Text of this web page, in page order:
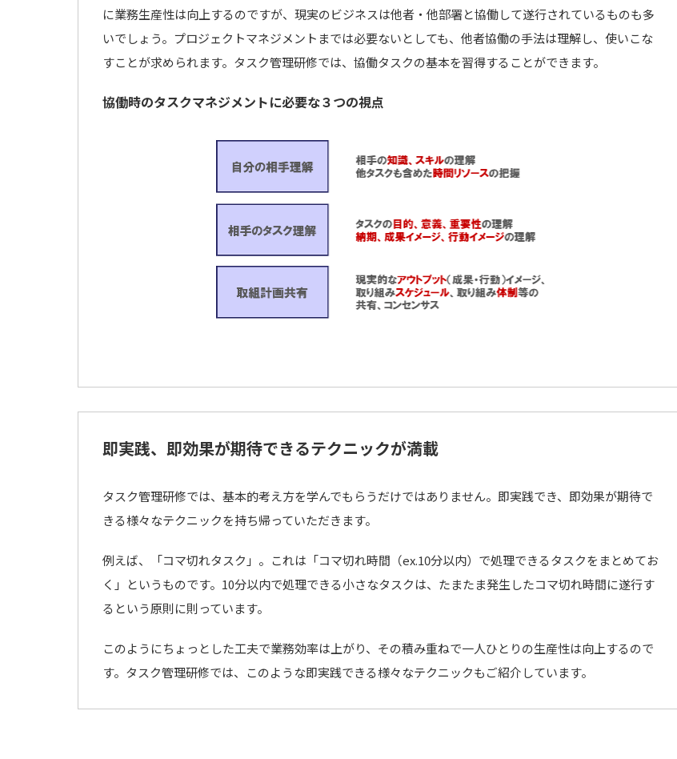
に業務生産性は向上するのですが、現実のビジネスは他者・他部署と協働して遂行されているものも多
いでしょう。プロジェクトマネジメントまでは必要ないとしても、他者協働の手法は理解し、使いこな
すことが求められます。タスク管理研修では、協働タスクの基本を習得することができます。
協働時のタスクマネジメントに必要な３つの視点
即実践、即効果が期待できるテクニックが満載
タスク管理研修では、基本的考え方を学んでもらうだけではありません。即実践でき、即効果が期待で
きる様々なテクニックを持ち帰っていただきます。
例えば、「コマ切れタスク」。これは「コマ切れ時間（ex.10分以内）で処理できるタスクをまとめてお
く」というものです。10分以内で処理できる小さなタスクは、たまたま発生したコマ切れ時間に遂行す
るという原則に則っています。
このようにちょっとした工夫で業務効率は上がり、その積み重ねで一人ひとりの生産性は向上するので
す。タスク管理研修では、このような即実践できる様々なテクニックもご紹介しています。